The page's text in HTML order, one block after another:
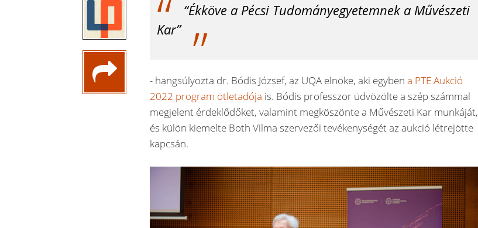
“Ékköve a Pécsi Tudományegyetemnek a Művészeti
Kar”
- hangsúlyozta dr. Bódis József, az UQA elnöke, aki egyben a PTE Aukció
2022 program ötletadója is. Bódis professzor üdvözölte a szép számmal
megjelent érdeklődőket, valamint megköszönte a Művészeti Kar munkáját,
és külön kiemelte Both Vilma szervezői tevékenységét az aukció létrejötte
kapcsán.